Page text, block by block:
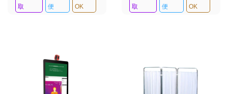
取
便
OK
取
便
OK